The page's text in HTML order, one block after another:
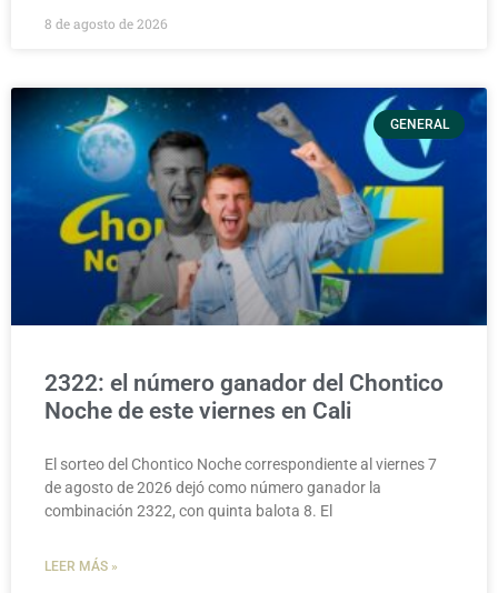
8 de agosto de 2026
GENERAL
2322: el número ganador del Chontico
Noche de este viernes en Cali
El sorteo del Chontico Noche correspondiente al viernes 7
de agosto de 2026 dejó como número ganador la
combinación 2322, con quinta balota 8. El
LEER MÁS »